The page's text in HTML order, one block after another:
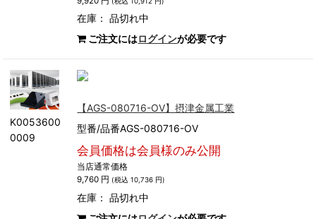
在庫：品切れ中
ご注文にはログインが必要です
K0053600
0009
【AGS-080716-OV】摂津金属工業
型番/品番AGS-080716-OV
会員価格は会員様のみ公開
当店通常価格
9,760 円 (税込 10,736 円)
在庫：品切れ中